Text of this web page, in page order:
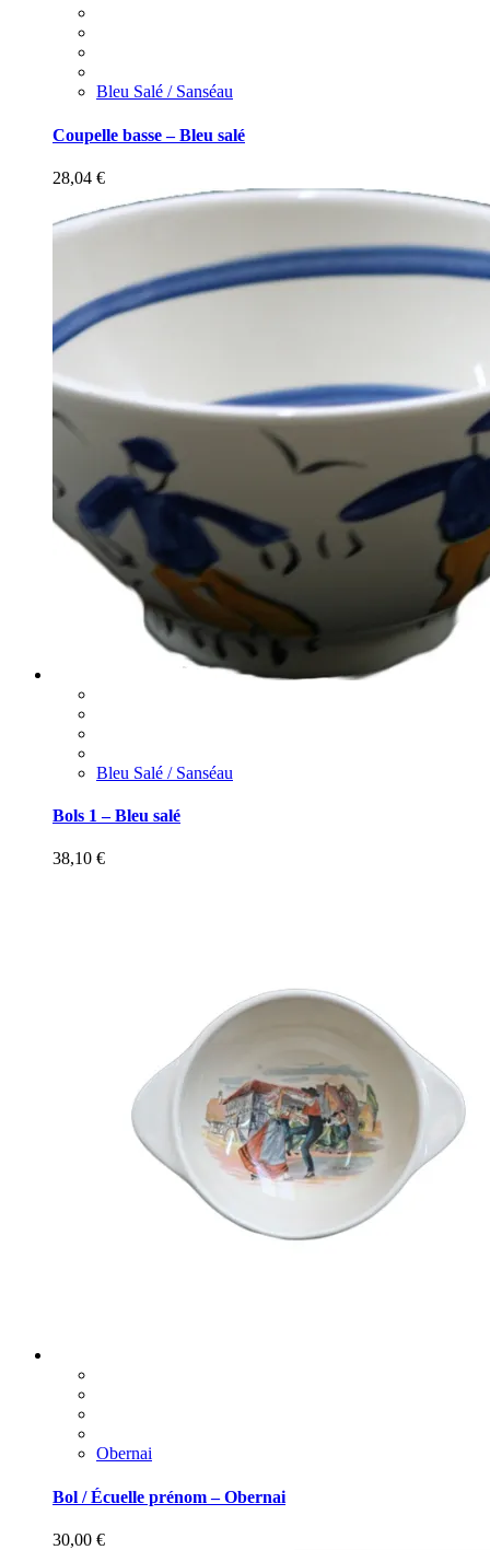
Bleu Salé / Sanséau
Coupelle basse – Bleu salé
28,04 €
Bleu Salé / Sanséau
Bols 1 – Bleu salé
38,10 €
Obernai
Bol / Écuelle prénom – Obernai
30,00 €